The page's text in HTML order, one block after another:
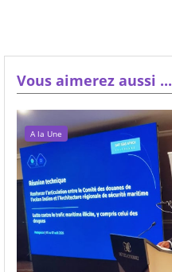
Vous aimerez aussi ...
A la Une